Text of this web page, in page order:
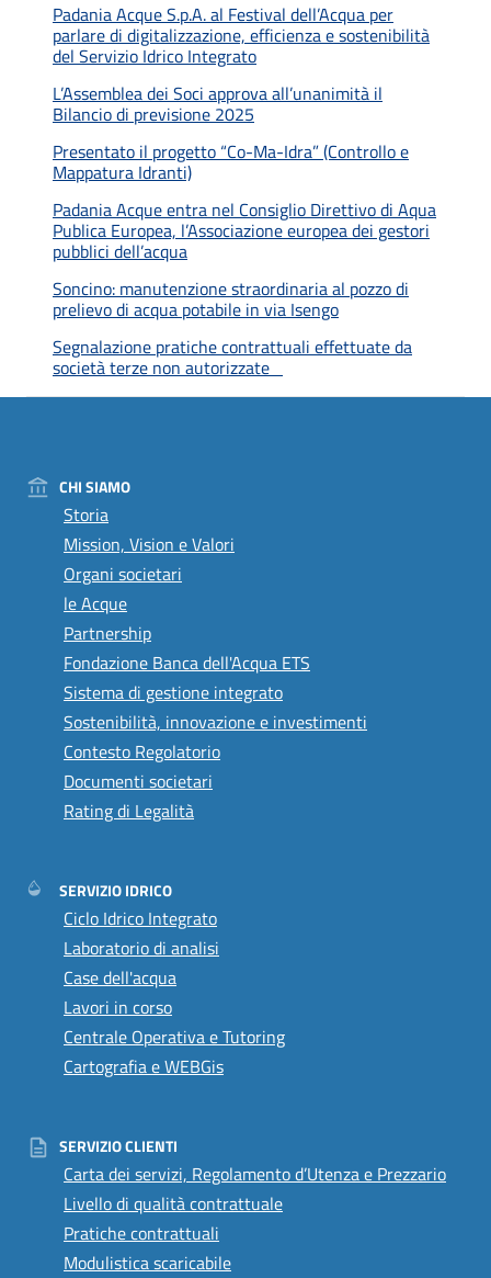
Padania Acque S.p.A. al Festival dell’Acqua per
parlare di digitalizzazione, efficienza e sostenibilità
del Servizio Idrico Integrato
L’Assemblea dei Soci approva all’unanimità il
Bilancio di previsione 2025
Presentato il progetto “Co-Ma-Idra” (Controllo e
Mappatura Idranti)
Padania Acque entra nel Consiglio Direttivo di Aqua
Publica Europea, l’Associazione europea dei gestori
pubblici dell’acqua
Soncino: manutenzione straordinaria al pozzo di
prelievo di acqua potabile in via Isengo
Segnalazione pratiche contrattuali effettuate da
società terze non autorizzate
CHI SIAMO
Storia
Mission, Vision e Valori
Organi societari
le Acque
Partnership
Fondazione Banca dell'Acqua ETS
Sistema di gestione integrato
Sostenibilità, innovazione e investimenti
Contesto Regolatorio
Documenti societari
Rating di Legalità
SERVIZIO IDRICO
Ciclo Idrico Integrato
Laboratorio di analisi
Case dell'acqua
Lavori in corso
Centrale Operativa e Tutoring
Cartografia e WEBGis
SERVIZIO CLIENTI
Carta dei servizi, Regolamento d’Utenza e Prezzario
Livello di qualità contrattuale
Pratiche contrattuali
Modulistica scaricabile